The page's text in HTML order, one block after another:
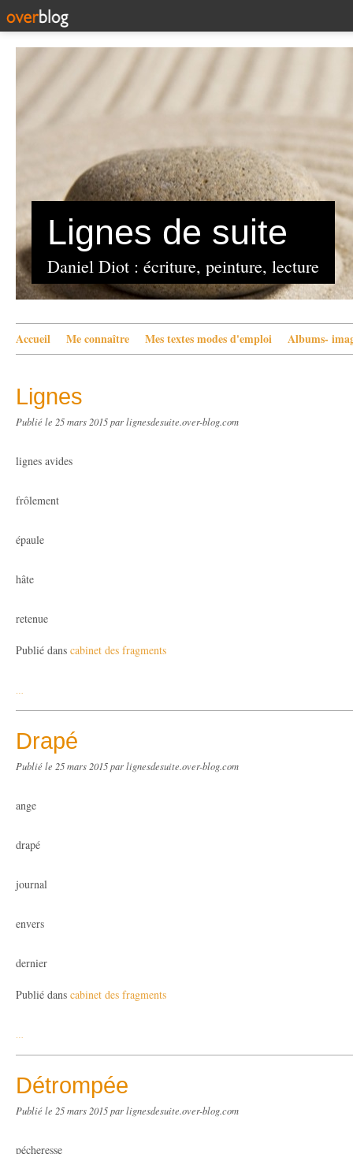
Lignes de suite
Daniel Diot : écriture, peinture, lecture
Accueil Me connaître Mes textes modes d'emploi Albums-
Lignes
Publié le 25 mars 2015par lignesdesuite.over-blog.com
lignes avides
frôlement
épaule
hâte
retenue
Publié dans cabinet des fragments
…
Drapé
Publié le 25 mars 2015par lignesdesuite.over-blog.com
ange
drapé
journal
envers
dernier
Publié dans cabinet des fragments
…
Détrompée
Publié le 25 mars 2015par lignesdesuite.over-blog.com
pécheresse